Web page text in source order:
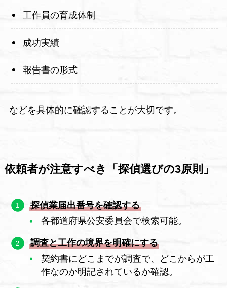
工作員の育成体制
成功実績
報告書の形式
などを具体的に確認することが大切です。
依頼者が注意すべき「探偵選びの3原則」
探偵業届出番号を確認する
各都道府県公安委員会で検索可能。
調査と工作の境界を明確にする
契約書にどこまでが調査で、どこからが工
作なのか明記されているか確認。